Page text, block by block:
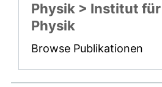
Physik > Institut
Physik
Browse Publikationen